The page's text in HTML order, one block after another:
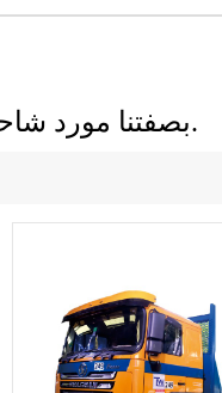
بصفتنا مورد شاحنات صيني محترف ، فإننا نقدم أنواعًا عديدة من الشاحنات.